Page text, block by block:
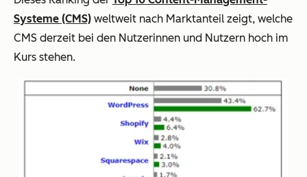
Systeme (CMS) weltweit nach Marktanteil zeigt, welche
CMS derzeit bei den Nutzerinnen und Nutzern hoch im
Kurs stehen.